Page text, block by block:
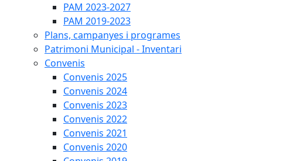
PAM 2023-2027
PAM 2019-2023
Plans, campanyes i programes
Patrimoni Municipal - Inventari
Convenis
Convenis 2025
Convenis 2024
Convenis 2023
Convenis 2022
Convenis 2021
Convenis 2020